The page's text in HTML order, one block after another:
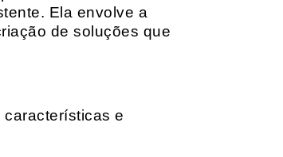
Ela envolve a
de soluções que
e